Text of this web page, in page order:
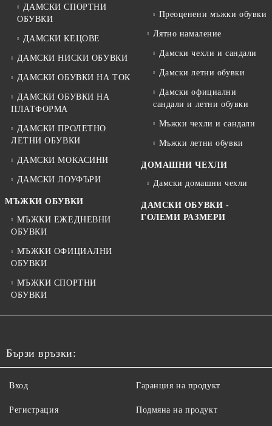
ДАМСКИ СПОРТНИ
ОБУВКИ
ДАМСКИ КЕЦОВЕ
ДАМСКИ НИСКИ ОБУВКИ
ДАМСКИ ОБУВКИ НА ТОК
ДАМСКИ ОБУВКИ НА
ПЛАТФОРМА
ДАМСКИ ПРОЛЕТНО
ЛЕТНИ ОБУВКИ
ДАМСКИ МОКАСИНИ
ДАМСКИ ЛОУФЪРИ
МЪЖКИ ОБУВКИ
МЪЖКИ ЕЖЕДНЕВНИ
ОБУВКИ
МЪЖКИ ОФИЦИАЛНИ
ОБУВКИ
МЪЖКИ СПОРТНИ
ОБУВКИ
Преоценени мъжки обувки
Лятно намаление
Дамски чехли и сандали
Дамски летни обувки
Дамски официални
сандали и летни обувки
Мъжки чехли и сандали
Мъжки летни обувки
ДОМАШНИ ЧЕХЛИ
Дамски домашни чехли
ДАМСКИ ОБУВКИ -
ГОЛЕМИ РАЗМЕРИ
Бързи връзки:
Вход
Регистрация
Гаранция на продукт
Подмяна на продукт